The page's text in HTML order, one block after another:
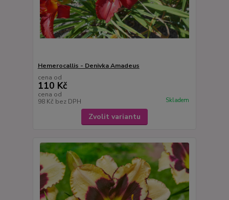
Hemerocallis - Denivka Amadeus
cena od
110 Kč
cena od
98 Kč bez DPH Skladem
Zvolit variantu